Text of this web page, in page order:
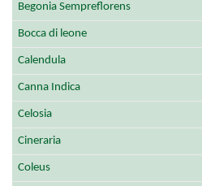
Begonia Sempreflorens
Bocca di leone
Calendula
Canna Indica
Celosia
Cineraria
Coleus